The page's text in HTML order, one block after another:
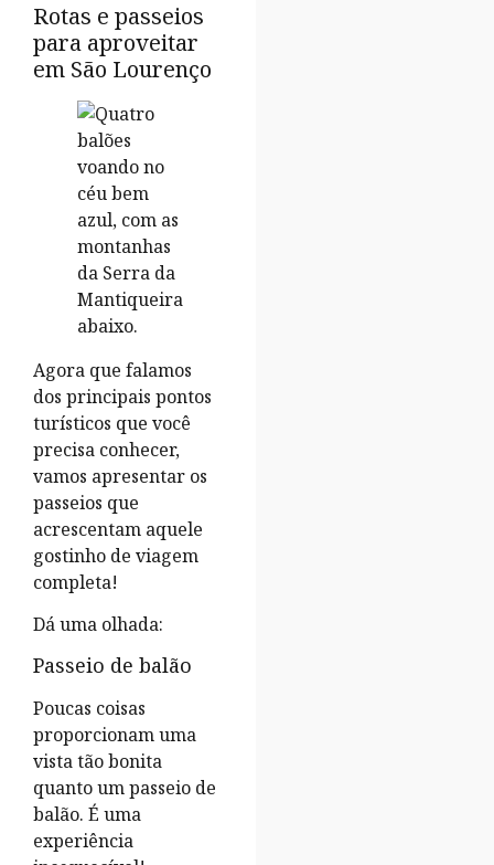
Rotas e passeios
para aproveitar
em São Lourenço
Agora que falamos
dos principais pontos
turísticos que você
precisa conhecer,
vamos apresentar os
passeios que
acrescentam aquele
gostinho de viagem
completa!
Dá uma olhada:
Passeio de balão
Poucas coisas
proporcionam uma
vista tão bonita
quanto um passeio de
balão. É uma
experiência